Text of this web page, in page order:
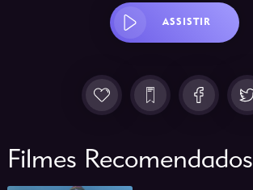
ASSISTIR
Filmes Recomendados